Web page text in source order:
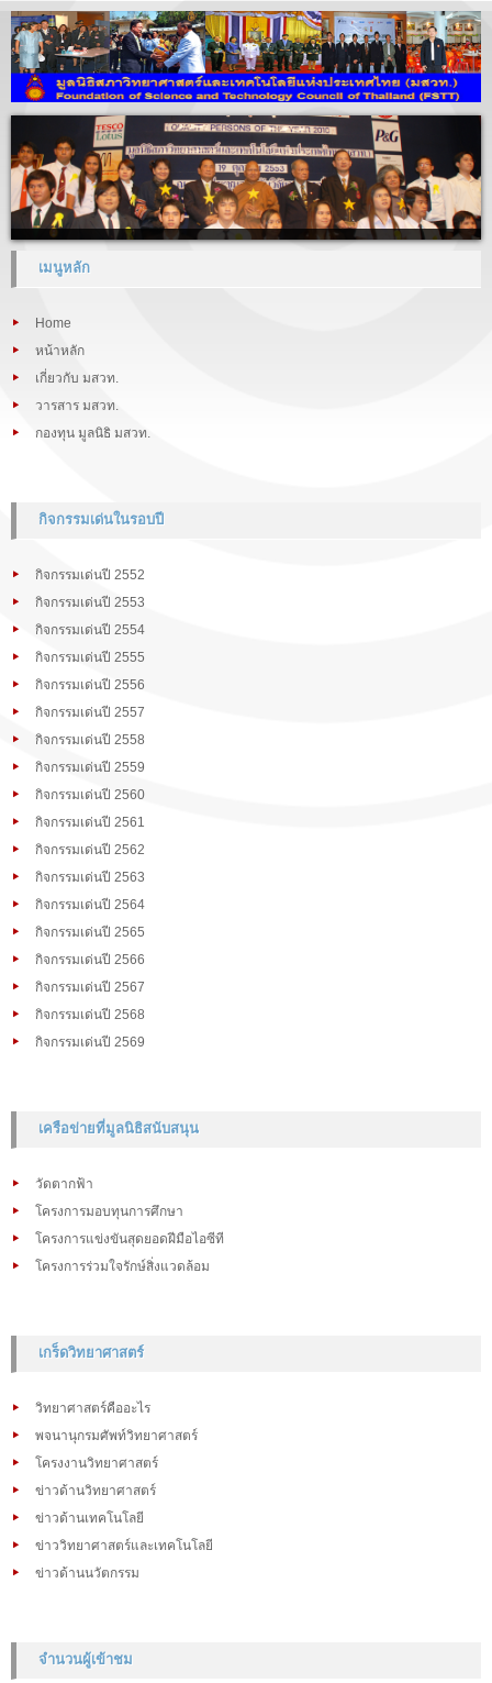
เมนูหลัก
Home
หน้าหลัก
เกี่ยวกับ มสวท.
วารสาร มสวท.
กองทุน มูลนิธิ มสวท.
กิจกรรมเด่นในรอบปี
กิจกรรมเด่นปี 2552
กิจกรรมเด่นปี 2553
กิจกรรมเด่นปี 2554
กิจกรรมเด่นปี 2555
กิจกรรมเด่นปี 2556
กิจกรรมเด่นปี 2557
กิจกรรมเด่นปี 2558
กิจกรรมเด่นปี 2559
กิจกรรมเด่นปี 2560
กิจกรรมเด่นปี 2561
กิจกรรมเด่นปี 2562
กิจกรรมเด่นปี 2563
กิจกรรมเด่นปี 2564
กิจกรรมเด่นปี 2565
กิจกรรมเด่นปี 2566
กิจกรรมเด่นปี 2567
กิจกรรมเด่นปี 2568
กิจกรรมเด่นปี 2569
เครือข่ายที่มูลนิธิสนับสนุน
วัดตากฟ้า
โครงการมอบทุนการศึกษา
โครงการแข่งขันสุดยอดฝีมือไอซีที
โครงการร่วมใจรักษ์สิ่งแวดล้อม
เกร็ดวิทยาศาสตร์
วิทยาศาสตร์คืออะไร
พจนานุกรมศัพท์วิทยาศาสตร์
โครงงานวิทยาศาสตร์
ข่าวด้านวิทยาศาสตร์
ข่าวด้านเทคโนโลยี
ข่าววิทยาศาสตร์และเทคโนโลยี
ข่าวด้านนวัตกรรม
จำนวนผู้เข้าชม